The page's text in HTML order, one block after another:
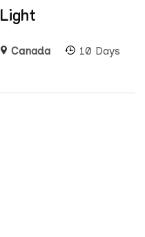
Light
Canada 10 Days